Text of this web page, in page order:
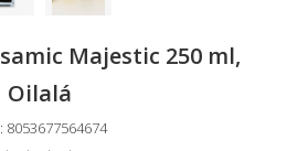
Majestic 250 ml,
Oilalá
8053677564674